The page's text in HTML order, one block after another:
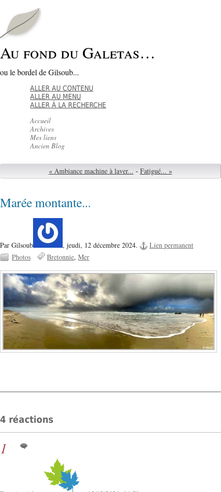
Au fond du Galetas…
ou le bordel de Gilsoub...
ALLER AU CONTENU
ALLER AU MENU
ALLER À LA RECHERCHE
Accueil
Archives
Mes liens
Ancien Blog
« Ambiance machine à laver... - Fatigué... »
Marée montante...
Par Gilsoub , jeudi, 12 décembre 2024.
Lien permanent
Photos
Bretonnie Mer
4 réactions
1